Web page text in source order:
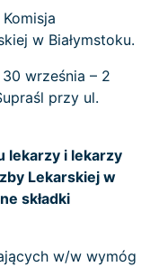
w Białymstoku.
września – 2
przy ul.
lekarzy i lekarzy
Lekarskiej w
składki
w/w wymóg